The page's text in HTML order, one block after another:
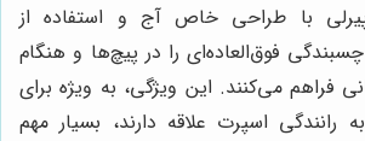
با طراحی خاص آج و استفاده از
چسبندگی فوق‌العاده‌ای را در پیچ‌ها و هنگام
فراهم می‌کنند. این ویژگی، به ویژه برای
رانندگی اسپرت علاقه دارند، بسیار مهم